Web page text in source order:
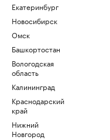
Екатеринбург
Новосибирск
Омск
Башкортостан
Вологодская
область
Калининград
Краснодарский
край
Нижний
Новгород